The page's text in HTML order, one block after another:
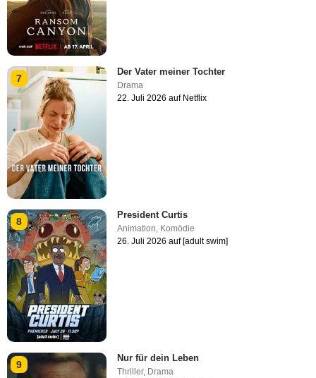
7
Der Vater meiner Tochter
Drama
22. Juli 2026 auf Netflix
8
President Curtis
Animation, Komödie
26. Juli 2026 auf [adult swim]
9
Nur für dein Leben
Thriller, Drama